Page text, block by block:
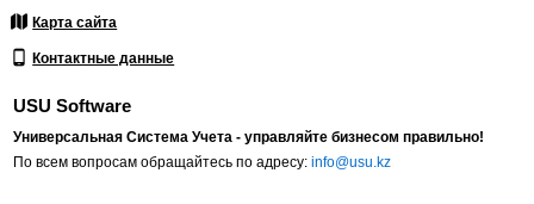
Карта сайта
Контактные данные
USU Software
Универсальная Система Учета - управляйте бизнесом правильно!
По всем вопросам обращайтесь по адресу:info@usu.kz